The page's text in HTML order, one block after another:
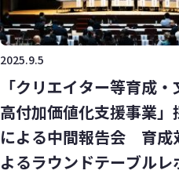
2025.9.5
「クリエイター等育成
高付加価値化支援事業」
による中間報告会 育成
よるラウンドテーブルレ